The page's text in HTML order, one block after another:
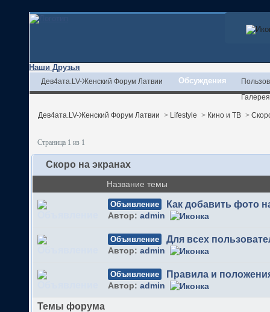
Наши Друзья
Дев4ата.LV-Женский Форум Латвии Обсуждения
Галерея
Дев4ата.LV-Женский Форум Латвии > Lifestyle > Кино и ТВ >
Страница 1 из 1
Скоро на экранах
Название темы
Объявление Как добавить фото
Автор: admin
Объявление Для всех
Автор: admin
Объявление Правила и
Автор: admin
Темы форума